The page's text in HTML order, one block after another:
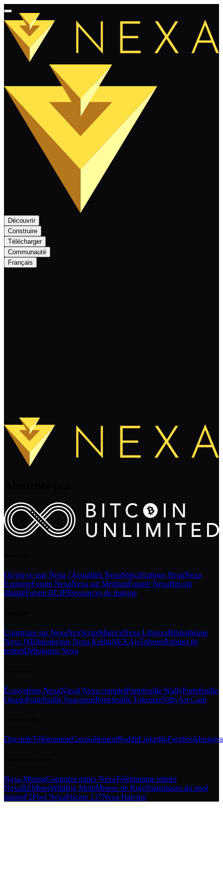
Découvrir
Construire
Télécharger
Communauté
Français
Qu'est-ce que Nexa ?Actualités NexaSpécifications NexaNexa
ExplorerForum NexaNexa sur MediumÉquipe NexaBitcoin
illimitéForum BUIPRessources de marque
Construire sur NexaNexScriptMatriceNexa LibnexaBibliothèque
Nexa JSBibliothèque Nexa KotlinNEXAjsTribuneRobinet de
testnetDébogueur Nexa
Écosystème NexaNœud Nexa completPortefeuille WallyPortefeuille
OtoploPortefeuille SpaceportPortefeuille TokenizeNiftyArt Cash
DiscordeTélégrammeGazouillementRedditLinkedInFacebook
Nexa MiningComment miner NexaTélégramme minier
NexaBZMinerWildRig MultiMineur de RigelStatistiques du pool
minierF2Pool NexaPiscine 137Nexa Halving